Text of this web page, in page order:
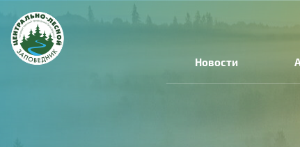
Новости